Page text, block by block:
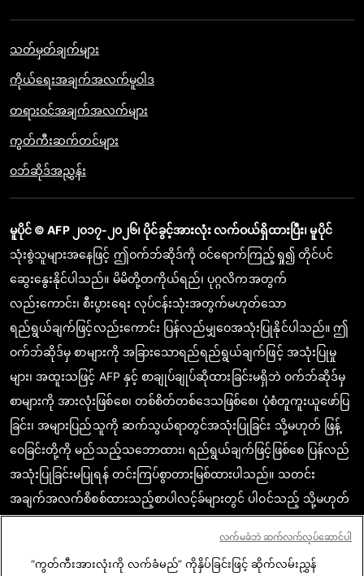
သတ်မှတ်ချက်များ
ကိုယ်ရေးအချက်အလက်မူဝါဒ
တရားဝင်အချက်အလက်များ
ကွတ်ကီးဆက်တင်များ
ဝဘ်ဆိုဒ်အညွှန်း
မူပိုင် © AFP ၂၀၁၇-၂၀၂၆၊ ပိုင်ခွင့်အားလုံး လက်ဝယ်ရှိထားပြီး၊ မူပိုင်
သုံးစွဲသူများအနေဖြင့် ဤဝက်ဘ်ဆိုဒ်ကို ဝင်ရောက်ကြည့်ရှု၍ တိုင်ပင်
ဆွေးနွေးနိုင်ပါသည်။ မိမိတို့တကိုယ်ရည်၊ ပုဂ္ဂလိကအတွက်
လည်းကောင်း၊ စီးပွားရေး လုပ်ငန်းသုံးအတွက်မဟုတ်သော
ရည်ရွယ်ချက်ဖြင့်လည်းကောင်း ပြန်လည်မျှဝေအသုံးပြုနိုင်ပါသည်။ ဤ
ဝက်ဘ်ဆိုဒ်မှ စာများကို အခြားသောရည်ရည်ရွယ်ချက်ဖြင့် အသုံးပြုမှု
များ၊ အထူးသဖြင့် AFP နှင့် စာချုပ်ချုပ်ဆိုထားခြင်းမရှိဘဲ ဝက်ဘ်ဆိုဒ်မှ
စာများကို အားလုံးဖြစ်စေ၊ တစ်စိတ်တစ်ဒေသဖြစ်စေ၊ ပုံစံတူကူးယူဖော်ပြ
ခြင်း၊ အများပြည်သူကို ဆက်သွယ်ရာတွင်အသုံးပြုခြင်း သို့မဟုတ် ဖြန့်
ဝေခြင်းတို့ကို မည်သည့်သဘောထား၊ ရည်ရွယ်ချက်ဖြင့်ဖြစ်စေ ပြန်လည်
အသုံးပြုခြင်းမပြုရန် တင်းကြပ်စွာတားမြစ်ထားပါသည်။ သတင်း
အချက်အလက်စိစစ်ထားသည့်စာပါလင့်ခ်များတွင် ပါဝင်သည့် သို့မဟုတ်
အချက်အလက်များကို အတည်ပြုရာတွင် စာဖတ်သူတို့ မှန်ကန်စွာ
နားလည်စေရန်အလို့ငှာ လိုအပ်သည့် အတိုင်းအတာပမာဏအအလျောက်
“ကွတ်ကီးအားလုံးကို လက်ခံမည်” ကိုနှိပ်ခြင်းဖြင့် ဆိုက်လမ်းညွှန်
လက်မခံဘဲ ဆက်လက်လုပ်ဆောင်ပါ